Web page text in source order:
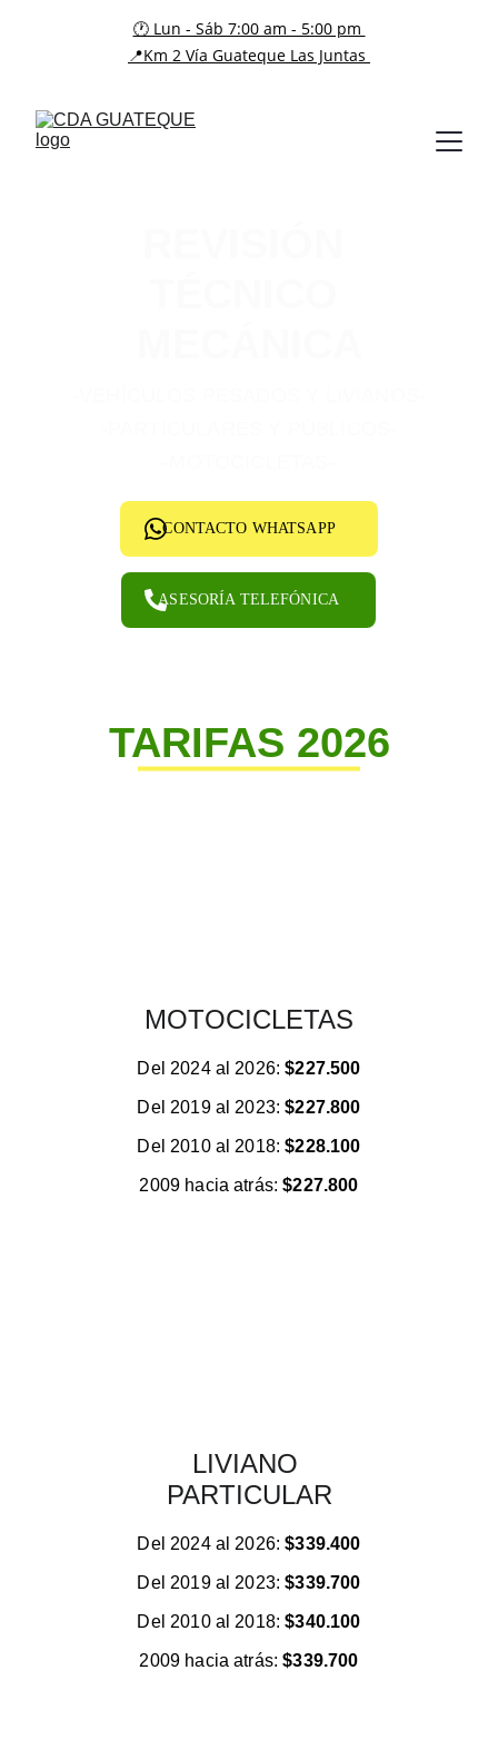
🕐 Lun - Sáb 7:00 am - 5:00 pm
📍Km 2 Vía Guateque Las Juntas
ㅤㅤCONTACTO WHATSAPP
ㅤㅤASESORÍA TELEFÓNICA
MOTOCICLETAS
Del 2024 al 2026: $227.500
Del 2019 al 2023: $227.800
Del 2010 al 2018: $228.100
2009 hacia atrás: $227.800
LIVIANO
PARTICULAR
Del 2024 al 2026: $339.400
Del 2019 al 2023: $339.700
Del 2010 al 2018: $340.100
2009 hacia atrás: $339.700
TARIFAS 2026